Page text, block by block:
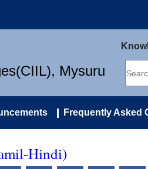
Mysuru
Frequently Asked
Hindi)